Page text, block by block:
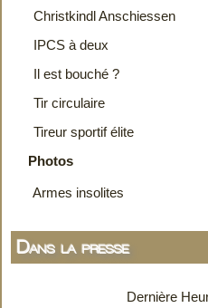
Christkindl Anschiessen
IPCS à deux
Il est bouché ?
Tir circulaire
Tireur sportif élite
Photos
Armes insolites
Dans la presse
Dernière